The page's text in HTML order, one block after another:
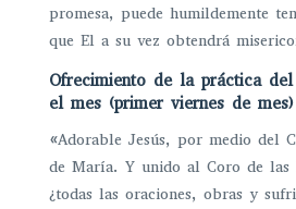
promesa, puede humildemente
que El a su vez obtendrá
Ofrecimiento de la práctica
el mes (primer viernes de mes)
«Adorable Jesús, por medio del
de María. Y unido al Coro de las
¿todas las oraciones, obras y